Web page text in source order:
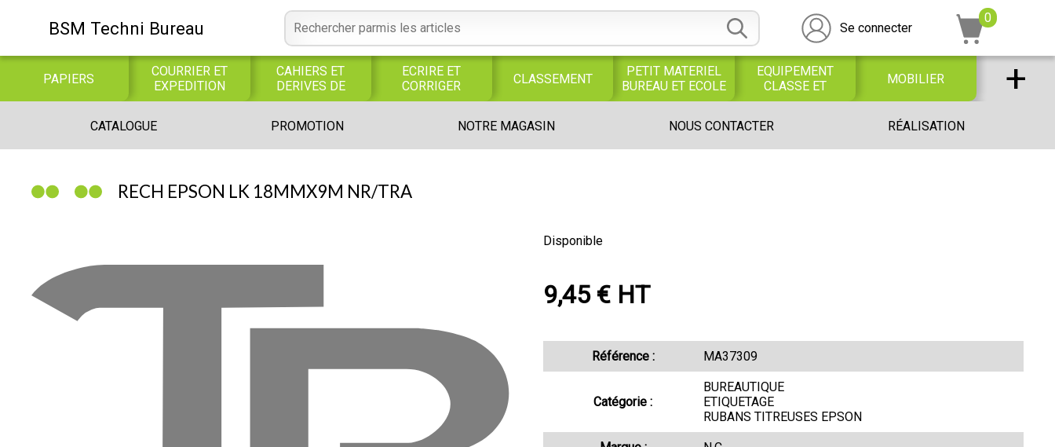
BSM Techni Bureau Se connecter
0
PAPIERS
COURRIER ET
EXPEDITION
CAHIERS ET
DERIVES DE
PAPIER
ECRIRE ET
CORRIGER
CLASSEMENT
PETIT MATERIEL
BUREAU ET ECOLE
EQUIPEMENT
CLASSE ET
BUREAU
MOBILIER
BUREAUTIQUE INFORMATIQUE
INFORMATIQUES
ALIMENTAIRES
MANUELS
PROFESSIONNEL
UNIVERS PETITE
ENFANCE
+
CATALOGUE PROMOTION NOTRE MAGASIN NOUS CONTACTER RÉALISATION
RECH EPSON LK 18MMX9M NR/TRA
Disponible
9,45 € HT
Référence : MA37309
Catégorie :
BUREAUTIQUE
ETIQUETAGE
RUBANS TITREUSES EPSON